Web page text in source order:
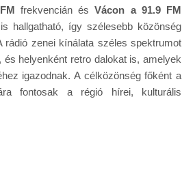
frekvencián ésVácon a 91.9 FM
hallgatható, így szélesebb közönség
rádió zenei kínálata széles spektrumot
helyenként retro dalokat is, amelyek
igazodnak. A célközönség főként a
fontosak a régió hírei, kulturális